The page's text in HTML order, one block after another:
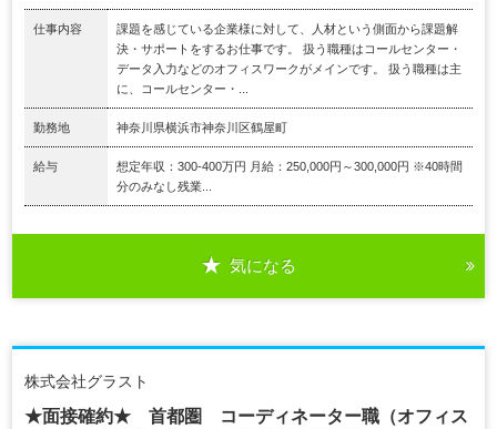
仕事内容
課題を感じている企業様に対して、人材という側面から課題解
決・サポートをするお仕事です。 扱う職種はコールセンター・
データ入力などのオフィスワークがメインです。 扱う職種は主
に、コールセンター・...
勤務地 神奈川県横浜市神奈川区鶴屋町
給与
想定年収：300-400万円 月給：250,000円～300,000円 ※40時間
分のみなし残業...
気になる
株式会社グラスト
★面接確約★ 首都圏 コーディネーター職（オフィス